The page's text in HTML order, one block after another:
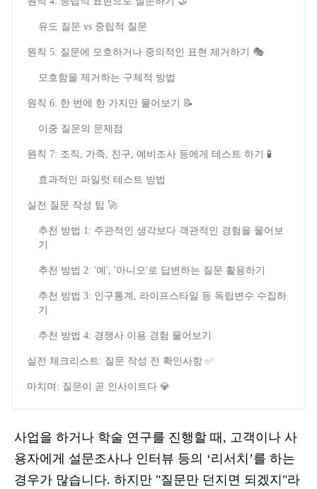
유도 질문 vs 중립적 질문
원칙 5: 질문에 모호하거나 중의적인 표현 제거하기 🎭
모호함을 제거하는 구체적 방법
원칙 6: 한 번에 한 가지만 물어보기 📝
이중 질문의 문제점
원칙 7: 조직, 가족, 친구, 예비조사 등에게 테스트 하기 🧪
효과적인 파일럿 테스트 방법
실전 질문 작성 팁 🚀
추천 방법 1: 주관적인 생각보다 객관적인 경험을 물어보
기
추천 방법 2: '예', '아니오'로 답변하는 질문 활용하기
추천 방법 3: 인구통계, 라이프스타일 등 독립변수 수집하
기
추천 방법 4: 경쟁사 이용 경험 물어보기
실전 체크리스트: 질문 작성 전 확인사항 ✅
마치며: 질문이 곧 인사이트다 💎
사업을 하거나 학술 연구를 진행할 때, 고객이나 사
용자에게 설문조사나 인터뷰 등의 ‘리서치’를 하는
경우가 많습니다. 하지만 "질문만 던지면 되겠지"라